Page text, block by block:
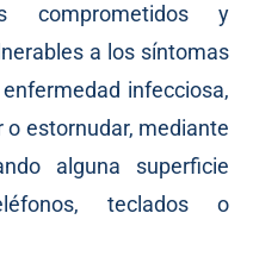
comprometidos y
a los síntomas
infecciosa,
estornudar, mediante
alguna superficie
teclados o